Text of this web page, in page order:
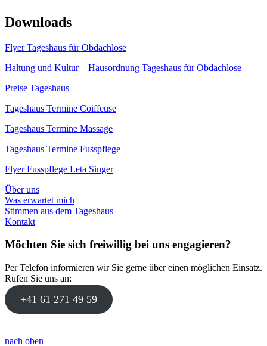
Downloads
Flyer Tageshaus für Obdachlose
Haltung und Kultur – Hausordnung Tageshaus für Obdachlose
Preise Tageshaus
Tageshaus Termine Coiffeuse
Tageshaus Termine Massage
Tageshaus Termine Fusspflege
Flyer Fusspflege Leta Singer
Über uns
Was erwartet mich
Stimmen aus dem Tageshaus
Kontakt
Möchten Sie sich freiwillig bei uns engagieren?
Per Telefon informieren wir Sie gerne über einen möglichen Einsatz.
Rufen Sie uns an:
+41 61 271 49 59
nach oben